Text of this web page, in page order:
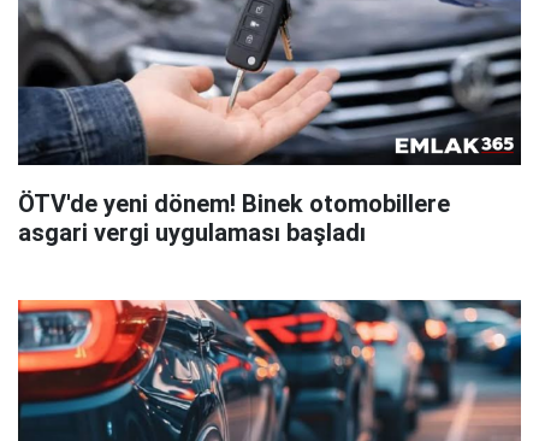
ÖTV'de yeni dönem! Binek otomobillere
asgari vergi uygulaması başladı